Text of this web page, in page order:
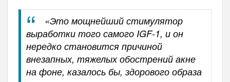
«Это мощнейший стимулятор
выработки того самого IGF-1, и он
нередко становится причиной
внезапных, тяжелых обострений акне
на фоне, казалось бы, здорового образа